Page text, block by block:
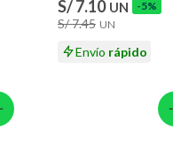
S/ 7.10 UN -5%
S/ 7.45 UN
Envío rápido